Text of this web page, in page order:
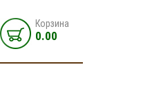
Корзина
0.00